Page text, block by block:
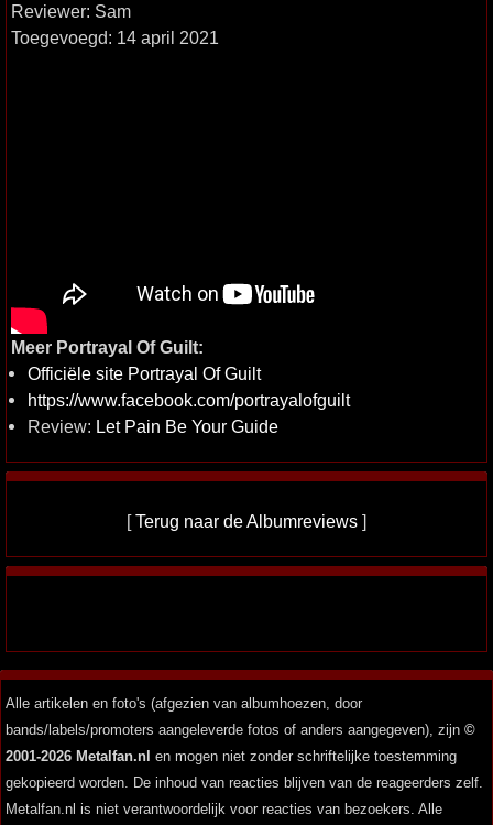
Reviewer: Sam
Toegevoegd: 14 april 2021
Meer Portrayal Of Guilt:
Officiële site Portrayal Of Guilt
https://www.facebook.com/portrayalofguilt
Review: Let Pain Be Your Guide
[Terug naar de Albumreviews ]
Alle artikelen en foto's (afgezien van albumhoezen, door
bands/labels/promoters aangeleverde fotos of anders aangegeven), zijn ©
2001-2026 Metalfan.nl en mogen niet zonder schriftelijke toestemming
gekopieerd worden. De inhoud van reacties blijven van de reageerders zelf.
Metalfan.nl is niet verantwoordelijk voor reacties van bezoekers. Alle